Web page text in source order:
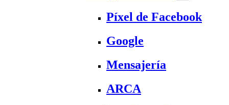
Píxel de Facebook
Google
Mensajería
ARCA